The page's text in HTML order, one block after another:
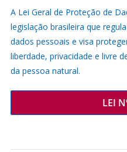
A Lei Geral de Proteção de
legislação brasileira que
dados pessoais e visa
liberdade, privacidade e livre
da pessoa natural.
LEI